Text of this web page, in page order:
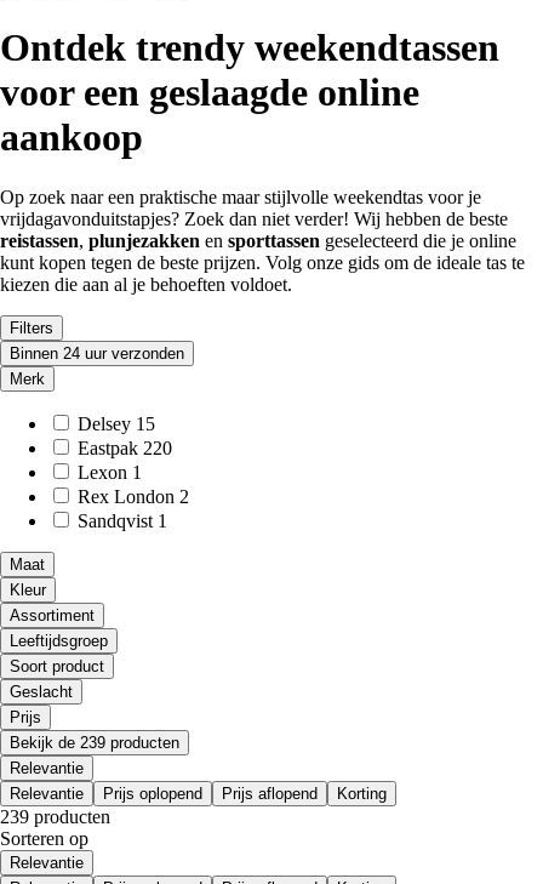
Ontdek trendy weekendtassen
voor een geslaagde online
aankoop
Op zoek naar een praktische maar stijlvolle weekendtas voor je
vrijdagavonduitstapjes? Zoek dan niet verder! Wij hebben de beste
reistassen, plunjezakken en sporttassen geselecteerd die je online
kunt kopen tegen de beste prijzen. Volg onze gids om de ideale tas te
kiezen die aan al je behoeften voldoet.
Filters
Binnen 24 uur verzonden
Merk
Delsey 15
Eastpak 220
Lexon 1
Rex London 2
Sandqvist 1
Maat
Kleur
Assortiment
Leeftijdsgroep
Soort product
Geslacht
Prijs
Bekijk de 239 producten
Relevantie
Relevantie
Prijs oplopend Prijs aflopend Korting
239 producten
Sorteren op
Relevantie